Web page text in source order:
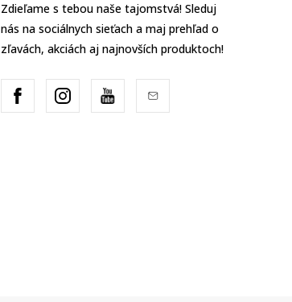
Zdieľame s tebou naše tajomstvá! Sleduj
nás na sociálnych sieťach a maj prehľad o
zľavách, akciách aj najnovších produktoch!